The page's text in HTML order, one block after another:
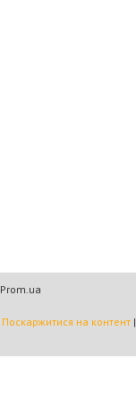
Prom.ua
Поскаржитися на контент |